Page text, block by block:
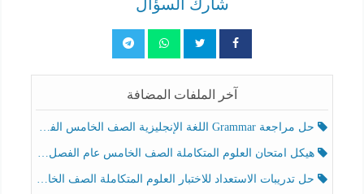
شارك السؤال
آخر الملفات المضافة
حل مراجعة Grammar اللغة الإنجليزية الصف الخامس الفصل الثالث
هيكل امتحان العلوم المتكاملة الصف الخامس عام الفصل الدراسي الثالث 2025-2026
حل تدريبات الاستعداد للاختبار العلوم المتكاملة الصف الخامس عام الفصل الثالث